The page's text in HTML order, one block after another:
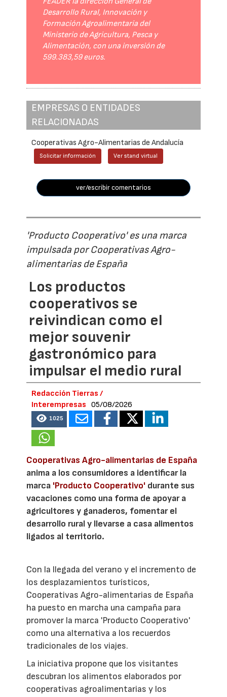
Desarrollo Rural, Innovación y
Formación Agroalimentaria del
Ministerio de Agricultura, Pesca y
Alimentación, con una inversión de
599.383,59 euros.
EMPRESAS O ENTIDADES
RELACIONADAS
Cooperativas Agro-Alimentarias de Andalucía
Solicitar información Ver stand virtual
ver/escribir comentarios
'Producto Cooperativo' es una marca
impulsada por Cooperativas Agro-
alimentarias de España
Los productos
cooperativos se
reivindican como el
mejor souvenir
gastronómico para
impulsar el medio rural
Redacción Tierras /
Interempresas
05/08/2026
1025
Cooperativas Agro-alimentarias de España
anima a los consumidores a identificar la
marca 'Producto Cooperativo' durante sus
vacaciones como una forma de apoyar a
agricultores y ganaderos, fomentar el
desarrollo rural y llevarse a casa alimentos
ligados al territorio.
Con la llegada del verano y el incremento de
los desplazamientos turísticos,
Cooperativas Agro-alimentarias de España
ha puesto en marcha una campaña para
promover la marca 'Producto Cooperativo'
como una alternativa a los recuerdos
tradicionales de los viajes.
La iniciativa propone que los visitantes
descubran los alimentos elaborados por
cooperativas agroalimentarias y los